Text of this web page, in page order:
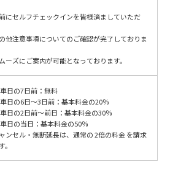
にセルフチェックインを皆様済ましていただ
他注意事項についてのご確認が完了しておりま
ーズにご案内が可能となっております。
車日の7日前：無料
車日の6日～3日前：基本料金の20％
車日の2日前～前日：基本料金の30％
車日の当日：基本料金の50％
ンセル・無断延長は、通常の 2倍の料金 を請求
。